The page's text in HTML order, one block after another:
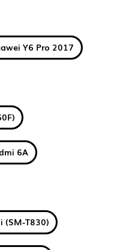
Y6 Pro 2017
6A
(SM-T830)